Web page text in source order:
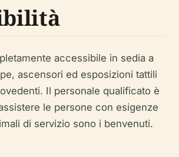
accessibile in sedia a
ascensori ed esposizioni tattili
Il personale qualificato è
le persone con esigenze
di servizio sono i benvenuti.